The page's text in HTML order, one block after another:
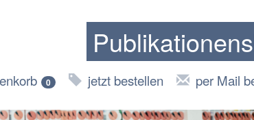
0 jetzt bestellen per Mail